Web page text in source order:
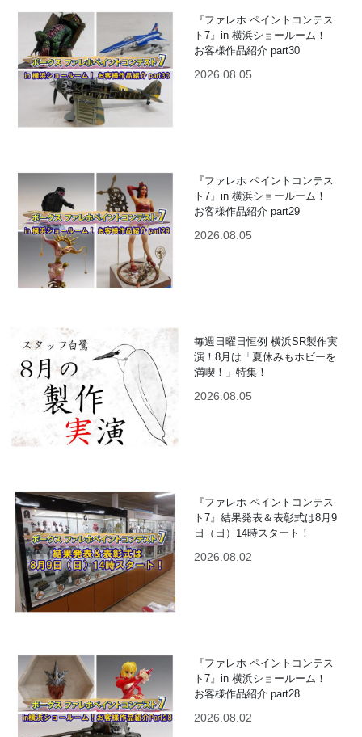
『ファレホ ペイントコンテス
ト7』in 横浜ショールーム！
お客様作品紹介 part30
2026.08.05
『ファレホ ペイントコンテス
ト7』in 横浜ショールーム！
お客様作品紹介 part29
2026.08.05
毎週日曜日恒例 横浜SR製作実
演！8月は「夏休みもホビーを
満喫！」特集！
2026.08.05
『ファレホ ペイントコンテス
ト7』結果発表＆表彰式は8月9
日（日）14時スタート！
2026.08.02
『ファレホ ペイントコンテス
ト7』in 横浜ショールーム！
お客様作品紹介 part28
2026.08.02